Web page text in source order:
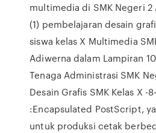
multimedia di SMK Negeri 2
(1) pembelajaran desain
siswa kelas X Multimedia
Adiwerna dalam Lampiran
Tenaga Administrasi SMK
Desain Grafis SMK Kelas X -
:Encapsulated PostScript,
untuk produksi cetak